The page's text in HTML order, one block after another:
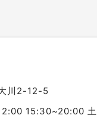
川2-12-5
15:30~20:00